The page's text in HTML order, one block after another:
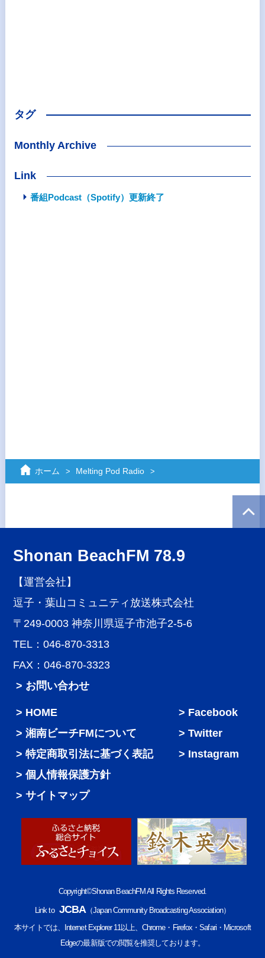
タグ
Monthly Archive
Link
番組Podcast（Spotify）更新終了
ホーム Melting Pod Radio
Shonan BeachFM 78.9
【運営会社】
逗子・葉山コミュニティ放送株式会社
〒249-0003 神奈川県逗子市池子2-5-6
TEL：046-870-3313
FAX：046-870-3323
> お問い合わせ
HOME
湘南ビーチFMについて
特定商取引法に基づく表記
個人情報保護方針
サイトマップ
Facebook
Twitter
Instagram
Copyright©Shonan BeachFM All Rights Reserved.
Link to JCBA（Japan Community Broadcasting Association）
本サイトでは、Internet Explorer 11以上、Chrome・Firefox・Safari・Microsoft
Edgeの最新版での閲覧を推奨しております。